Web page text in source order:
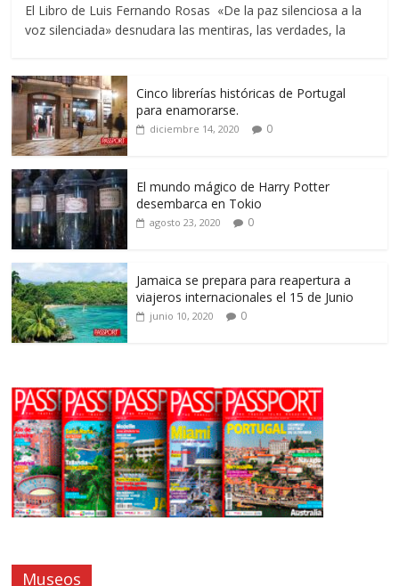
El Libro de Luis Fernando Rosas «De la paz silenciosa a la
voz silenciada» desnudara las mentiras, las verdades, la
Cinco librerías históricas de Portugal
para enamorarse.
diciembre 14, 2020 0
El mundo mágico de Harry Potter
desembarca en Tokio
agosto 23, 2020 0
Jamaica se prepara para reapertura a
viajeros internacionales el 15 de Junio
junio 10, 2020 0
Museos